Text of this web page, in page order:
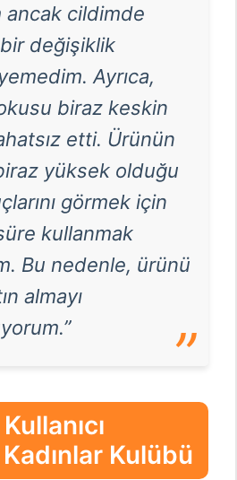
ancak cildimde
değişiklik
Ayrıca,
biraz keskin
etti. Ürünün
yüksek olduğu
görmek için
kullanmak
Bu nedenle, ürünü
almayı
Kulübü